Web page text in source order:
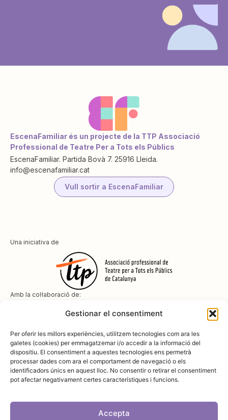
Gestionar el consentiment
Per oferir les millors experiències, utilitzem tecnologies com ara les
galetes (cookies) per emmagatzemar i/o accedir a la informació del
dispositiu. El consentiment a aquestes tecnologies ens permetrà
processar dades com ara el comportament de navegació o els
identificadors únics en aquest lloc. No consentir o retirar el consentiment
pot afectar negativament certes característiques i funcions.
Accepta
EscenaFamiliar és un projecte de la TTP Associació
Professional de Teatre Per a Tots els Públics
EscenaFamiliar. Partida Bovà 7. 25916 Lleida.
info@escenafamiliar.cat
Vull sortir a EscenaFamiliar
Una iniciativa de
Amb la col·laboració de:
Amb el suport de